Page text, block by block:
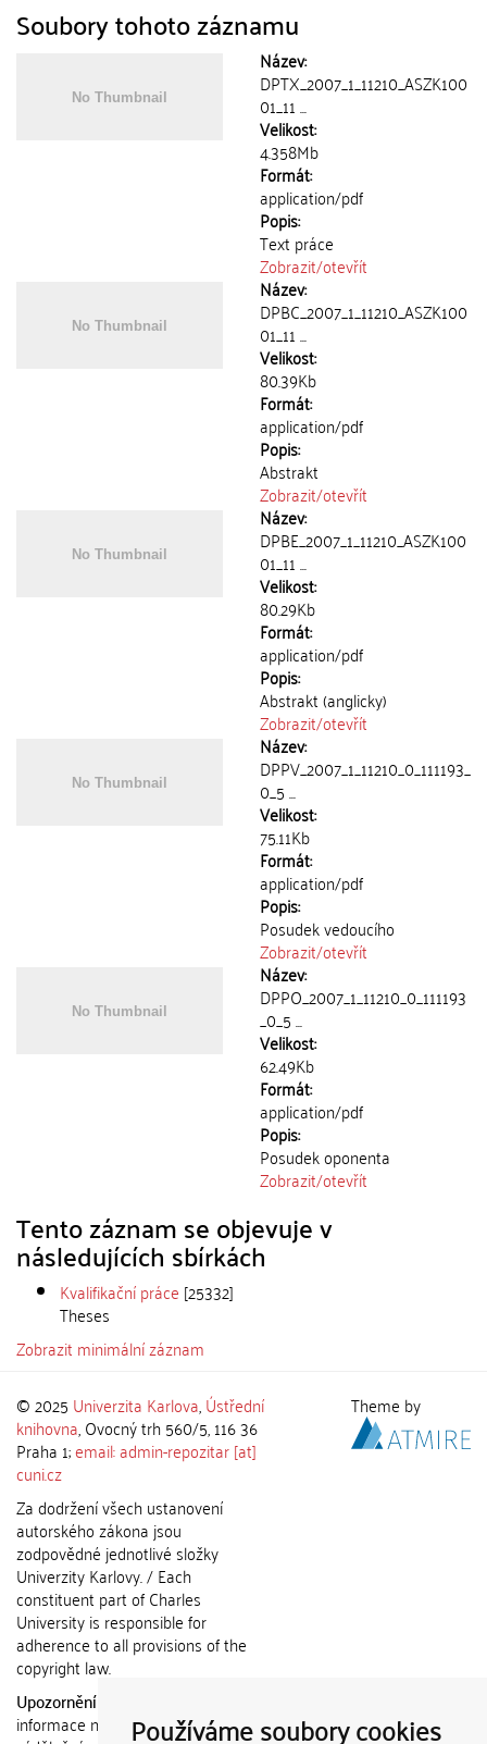
Používáme soubory cookies
Soubory tohoto záznamu
Název:
DPTX_2007_1_11210_ASZK100
01_11 ...
Velikost:
4.358Mb
Formát:
application/pdf
Popis:
Text práce
Zobrazit/otevřít
Název:
DPBC_2007_1_11210_ASZK100
01_11 ...
Velikost:
80.39Kb
Formát:
application/pdf
Popis:
Abstrakt
Zobrazit/otevřít
Název:
DPBE_2007_1_11210_ASZK100
01_11 ...
Velikost:
80.29Kb
Formát:
application/pdf
Popis:
Abstrakt (anglicky)
Zobrazit/otevřít
Název:
DPPV_2007_1_11210_0_111193_
0_5 ...
Velikost:
75.11Kb
Formát:
application/pdf
Popis:
Posudek vedoucího
Zobrazit/otevřít
Název:
DPPO_2007_1_11210_0_111193
_0_5 ...
Velikost:
62.49Kb
Formát:
application/pdf
Popis:
Posudek oponenta
Zobrazit/otevřít
Tento záznam se objevuje v
následujících sbírkách
Kvalifikační práce [25332]
Theses
Zobrazit minimální záznam
© 2025 Univerzita Karlova,Ústřední
knihovna, Ovocný trh 560/5, 116 36
Praha 1;email: admin-repozitar [at]
cuni.cz
Za dodržení všech ustanovení
autorského zákona jsou
zodpovědné jednotlivé složky
Univerzity Karlovy. / Each
constituent part of Charles
University is responsible for
adherence to all provisions of the
copyright law.
Upozornění / Notice:
informace nemohou být použity k
Theme by